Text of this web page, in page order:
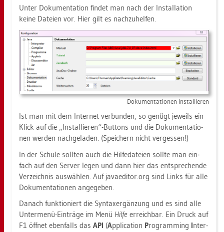
Unter Do­ku­men­ta­ti­on fin­det man nach der In­stal­la­ti­on
keine Da­tei­en vor. Hier gilt es nach­zu­hel­fen.
Do­ku­men­ta­tio­nen in­stal­lie­ren
Ist man mit dem In­ter­net ver­bun­den, so ge­nügt je­weils ein
Klick auf die „In­stal­lie­ren“-But­tons und die Do­ku­men­ta­tio­
nen wer­den nach­ge­la­den. (Spei­chern nicht ver­ges­sen!)
In der Schu­le soll­ten auch die Hil­fe­da­tei­en soll­te man ein­
fach auf den Ser­ver legen und dann hier das ent­spre­chen­de
Ver­zeich­nis aus­wäh­len. Auf ja­va­edi­tor.org sind Links für alle
Do­ku­men­ta­tio­nen an­ge­ge­ben.
Da­nach funk­tio­niert die Syn­ta­xer­gän­zung und es sind alle
Un­ter­me­nü-Ein­trä­ge im Menü Hilfe er­reich­bar. Ein Druck auf
F1 öff­net eben­falls das API (App­li­ca­ti­on Pro­gramming Inter­